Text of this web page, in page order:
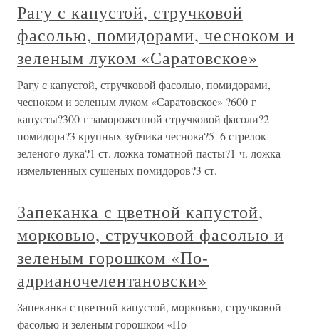
Рагу с капустой, стручковой
фасолью, помидорами, чесноком и
зеленым луком «Саратовское»
Рагу с капустой, стручковой фасолью, помидорами,
чесноком и зеленым луком «Саратовское» ?600 г
капусты?300 г замороженной стручковой фасоли?2
помидора?3 крупных зубчика чеснока?5–6 стрелок
зеленого лука?1 ст. ложка томатной пасты?1 ч. ложка
измельченных сушеных помидоров?3 ст.
Запеканка с цветной капустой,
морковью, стручковой фасолью и
зеленым горошком «По-
адрианочелентановски»
Запеканка с цветной капустой, морковью, стручковой
фасолью и зеленым горошком «По-